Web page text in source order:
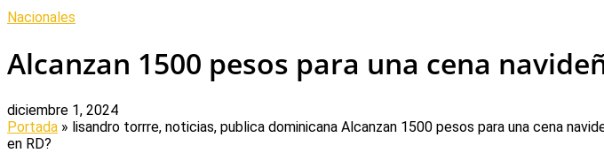
Nacionales
Alcanzan 1500 pesos para una cena
diciembre 1, 2024
Portada » lisandro torrre, noticias, publica dominicana Alcanzan 1500 pesos para una cena
en RD?